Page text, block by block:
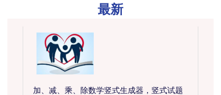
最新
加、减、乘、除数学竖式生成器，竖式试题